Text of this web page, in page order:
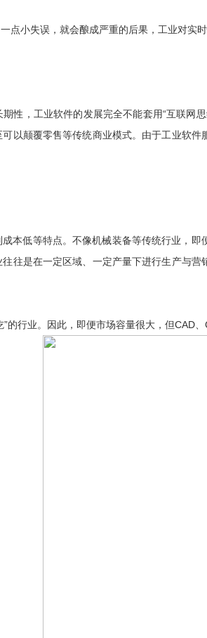
点小失误，就会酿成严重的后果，工业对实
性，工业软件的发展完全不能套用“互联
以颠覆零售等传统商业模式。由于工业软
本低等特点。不像机械装备等传统行业，
往是在一定区域、一定产量下进行生产与
的行业。因此，即便市场容量很大，但CAD